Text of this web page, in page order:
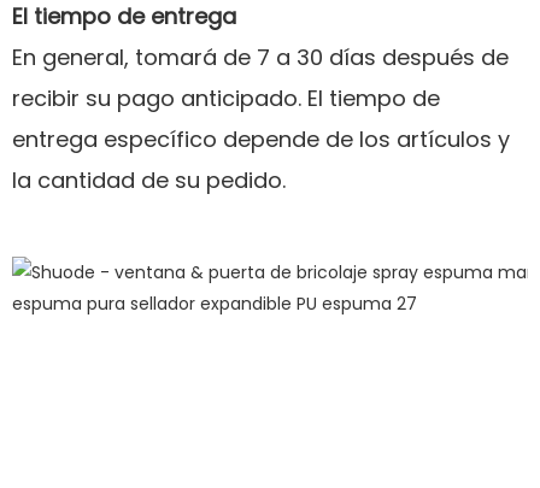
El tiempo de entrega
En general, tomará de 7 a 30 días después de
recibir su pago anticipado. El tiempo de
entrega específico depende de los artículos y
la cantidad de su pedido.